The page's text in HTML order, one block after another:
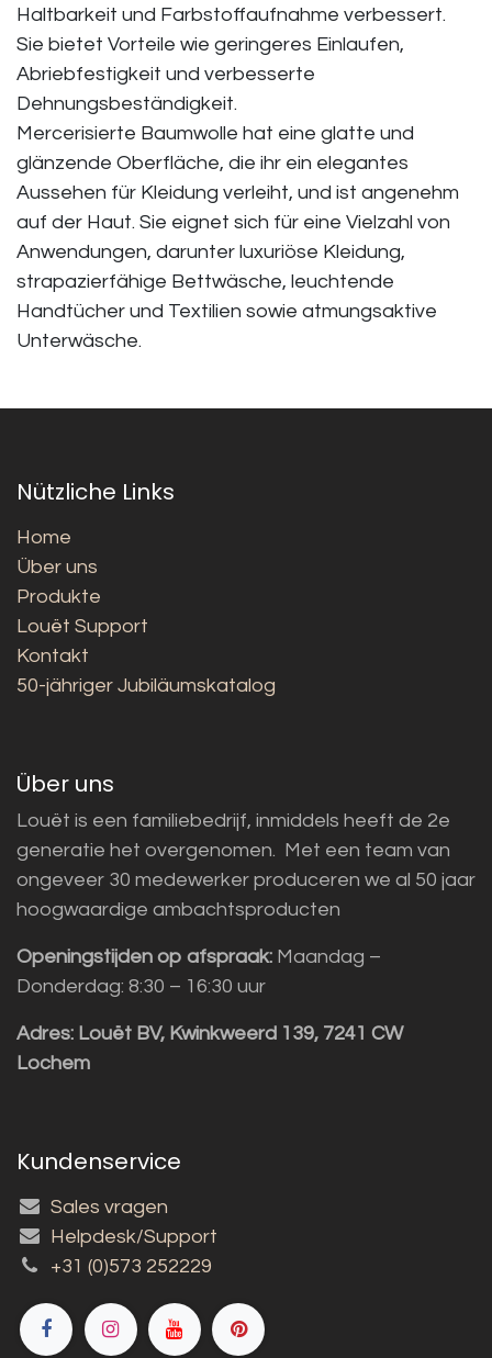
Haltbarkeit und Farbstoffaufnahme verbessert.
Sie bietet Vorteile wie geringeres Einlaufen,
Abriebfestigkeit und verbesserte
Dehnungsbeständigkeit.
Mercerisierte Baumwolle hat eine glatte und
glänzende Oberfläche, die ihr ein elegantes
Aussehen für Kleidung verleiht, und ist angenehm
auf der Haut. Sie eignet sich für eine Vielzahl von
Anwendungen, darunter luxuriöse Kleidung,
strapazierfähige Bettwäsche, leuchtende
Handtücher und Textilien sowie atmungsaktive
Unterwäsche.
Nützliche Links
Home
Über uns
Produkte
Louët Support
Kontakt
50-jähriger Jubiläumskatalog
Über uns
Louët is een familiebedrijf, inmiddels heeft de 2e
generatie het overgenomen. Met een team van
ongeveer 30 medewerker produceren we al 50 jaar
hoogwaardige ambachtsproducten
Openingstijden op afspraak: Maandag –
Donderdag: 8:30 – 16:30 uur
Adres: Louët BV, Kwinkweerd 139, 7241 CW
Lochem
Kundenservice
Sales vragen
Helpdesk/Support
+31 (0)573 252229